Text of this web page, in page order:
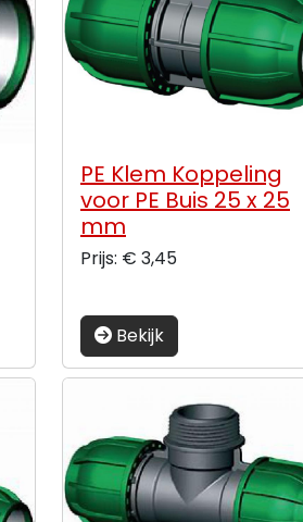
PE Klem Koppeling
voor PE Buis 25 x 25
mm
Prijs: € 3,45
Bekijk